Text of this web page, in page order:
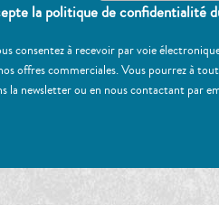
la politique de confidentialité
consentez à recevoir par voie
offres commerciales. Vous pourrez à
la newsletter ou en nous contactant par